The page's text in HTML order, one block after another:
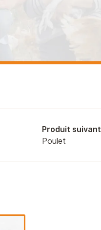
Produit suivant
Poulet